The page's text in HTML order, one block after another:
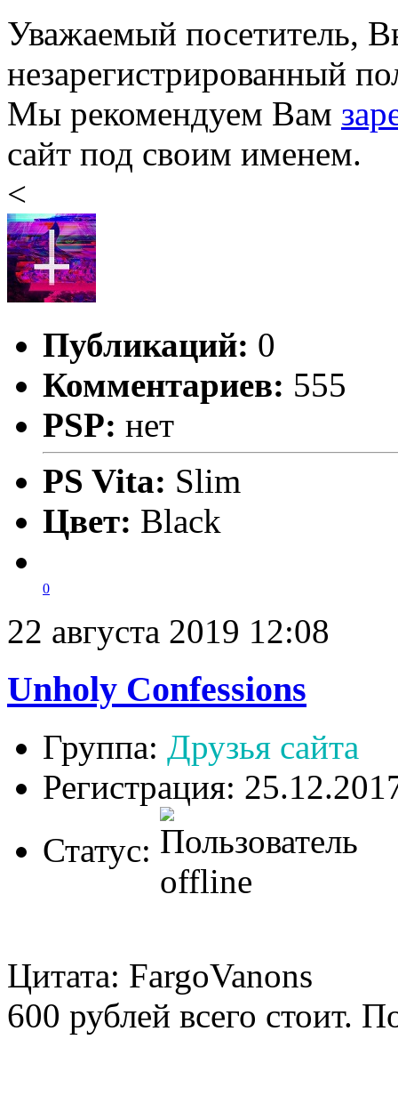
Уважаемый посетитель,
незарегистрированный
Мы рекомендуем Вам
сайт под своим именем.
<
Публикаций: 0
Комментариев: 555
PSP: нет
PS Vita: Slim
Цвет: Black
0
22 августа 2019 12:08
Unholy Confessions
Группа: Друзья сайта
Регистрация:
Статус:
Цитата: FargoVanons
600 рублей всего стоит.